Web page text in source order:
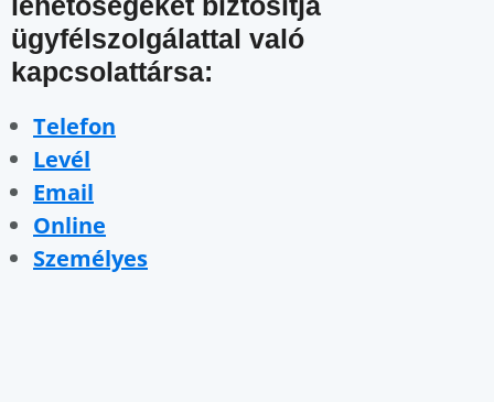
ügyfélszolgálattal való
kapcsolattársa:
Telefon
Levél
Email
Online
Személyes